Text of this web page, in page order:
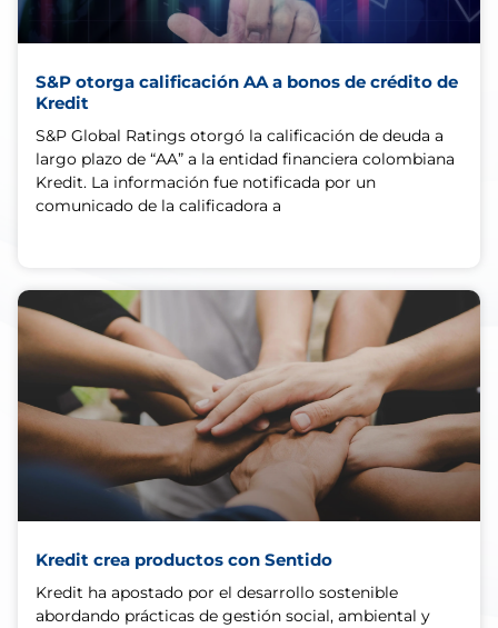
S&P otorga calificación AA a bonos de crédito de
Kredit
S&P Global Ratings otorgó la calificación de deuda a
largo plazo de “AA” a la entidad financiera colombiana
Kredit. La información fue notificada por un
comunicado de la calificadora a
Kredit crea productos con Sentido
Kredit ha apostado por el desarrollo sostenible
abordando prácticas de gestión social, ambiental y